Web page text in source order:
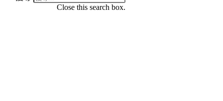
Close this search box.